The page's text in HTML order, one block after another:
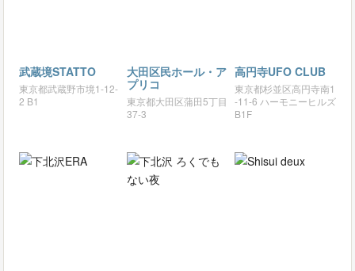
武蔵境STATTO
東京都武蔵野市境1-12-
2 B1
大田区民ホール・ア
プリコ
東京都大田区蒲田5丁目
37-3
高円寺UFO CLUB
東京都杉並区高円寺南1
-11-6 ハーモニーヒルズ
B1F